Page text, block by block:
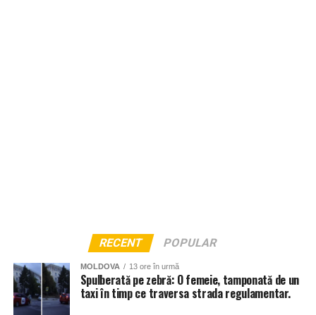
RECENT POPULAR
MOLDOVA 13 ore în urmă
Spulberată pe zebră: O femeie, tamponată de un
taxi în timp ce traversa strada regulamentar.